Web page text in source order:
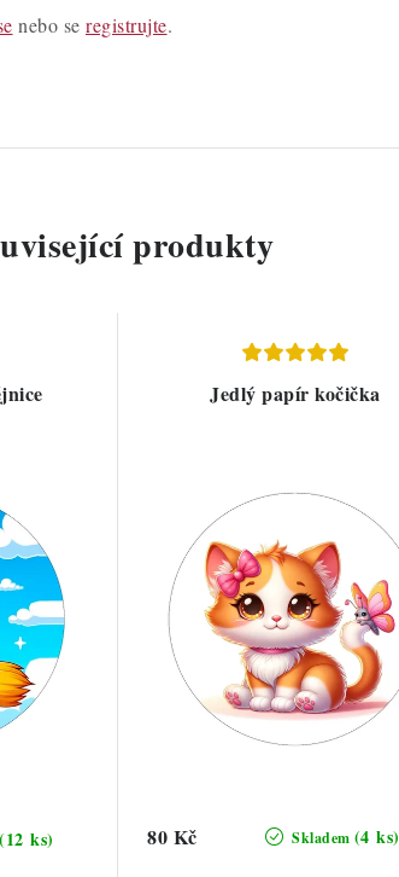
nebo se registrujte.
produkty
(12 ks)
Jedlý papír kočička
Skladem (4 ks)
80 Kč